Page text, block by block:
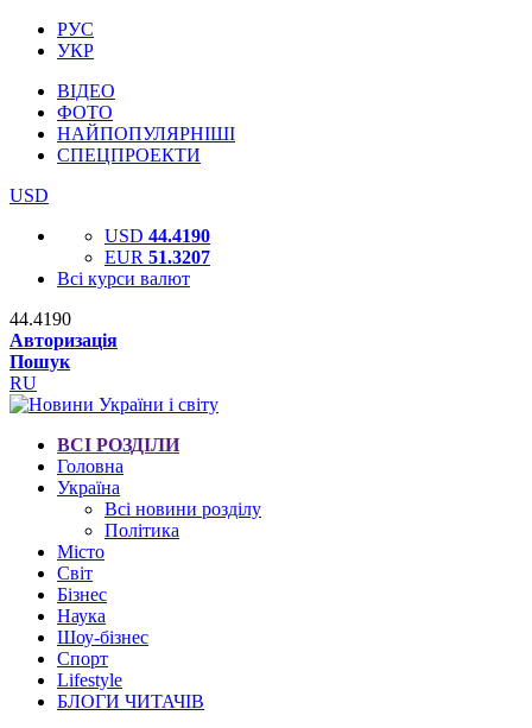
РУС
УКР
ВІДЕО
ФОТО
НАЙПОПУЛЯРНІШІ
СПЕЦПРОЕКТИ
USD
USD 44.4190
EUR 51.3207
Всі курси валют
44.4190
Авторизація
Пошук
RU
ВСІ РОЗДІЛИ
Головна
Україна
Всі новини розділу
Політика
Місто
Світ
Бізнес
Наука
Шоу-бізнес
Спорт
Lifestyle
БЛОГИ ЧИТАЧІВ